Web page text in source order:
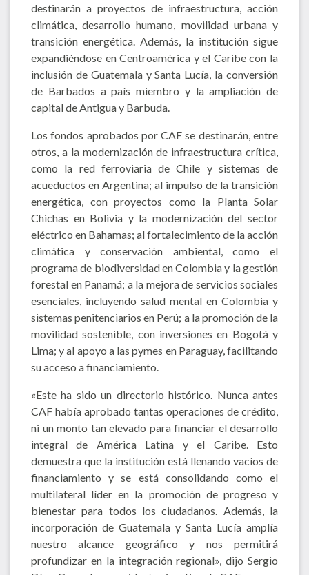
destinarán a proyectos de infraestructura, acción
climática, desarrollo humano, movilidad urbana y
transición energética. Además, la institución sigue
expandiéndose en Centroamérica y el Caribe con la
inclusión de Guatemala y Santa Lucía, la conversión
de Barbados a país miembro y la ampliación de
capital de Antigua y Barbuda.
Los fondos aprobados por CAF se destinarán, entre
otros, a la modernización de infraestructura crítica,
como la red ferroviaria de Chile y sistemas de
acueductos en Argentina; al impulso de la transición
energética, con proyectos como la Planta Solar
Chichas en Bolivia y la modernización del sector
eléctrico en Bahamas; al fortalecimiento de la acción
climática y conservación ambiental, como el
programa de biodiversidad en Colombia y la gestión
forestal en Panamá; a la mejora de servicios sociales
esenciales, incluyendo salud mental en Colombia y
sistemas penitenciarios en Perú; a la promoción de la
movilidad sostenible, con inversiones en Bogotá y
Lima; y al apoyo a las pymes en Paraguay, facilitando
su acceso a financiamiento.
«Este ha sido un directorio histórico. Nunca antes
CAF había aprobado tantas operaciones de crédito,
ni un monto tan elevado para financiar el desarrollo
integral de América Latina y el Caribe. Esto
demuestra que la institución está llenando vacíos de
financiamiento y se está consolidando como el
multilateral líder en la promoción de progreso y
bienestar para todos los ciudadanos. Además, la
incorporación de Guatemala y Santa Lucía amplía
nuestro alcance geográfico y nos permitirá
profundizar en la integración regional», dijo Sergio